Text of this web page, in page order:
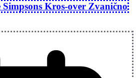
Kros-over Zvanično